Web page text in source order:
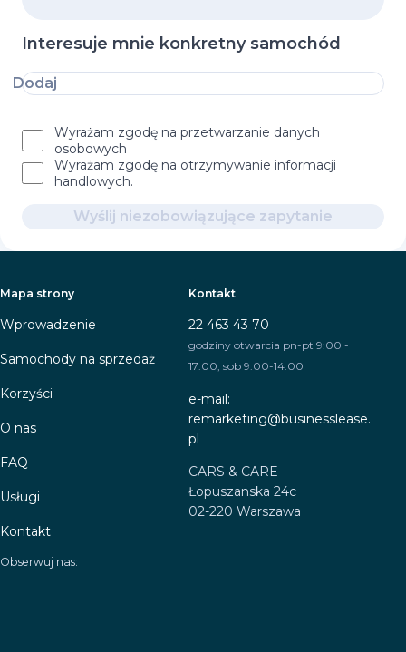
Interesuje mnie konkretny samochód
Dodaj
Wyrażam zgodę na przetwarzanie danych
osobowych
Wyrażam zgodę na otrzymywanie informacji
handlowych.
Wyślij niezobowiązujące zapytanie
Mapa strony
Wprowadzenie
Samochody na sprzedaż
Korzyści
O nas
FAQ
Usługi
Kontakt
Kontakt
22 463 43 70
godziny otwarcia pn-pt 9:00 -
17:00, sob 9:00-14:00
e-mail:
remarketing@businesslease.
pl
CARS & CARE
Łopuszanska 24c
02-220 Warszawa
Obserwuj nas: